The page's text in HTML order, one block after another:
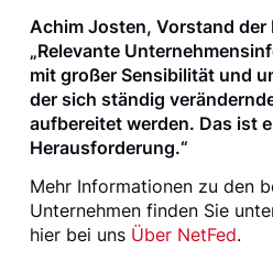
Achim Josten, Vorstand der
„Relevante
mit großer Sensibilität und
der sich ständig
aufbereitet werden. Das ist
Herausforderung.“
Mehr Informationen zu den
Unternehmen finden Sie
hier bei uns Über NetFed.